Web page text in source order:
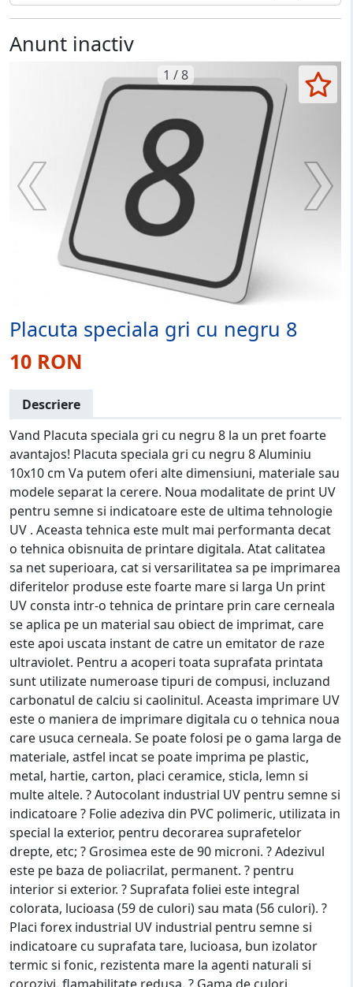
Anunt inactiv
1 / 8
Placuta speciala gri cu negru 8
10 RON
Descriere
Vand Placuta speciala gri cu negru 8 la un pret foarte
avantajos! Placuta speciala gri cu negru 8 Aluminiu
10x10 cm Va putem oferi alte dimensiuni, materiale sau
modele separat la cerere. Noua modalitate de print UV
pentru semne si indicatoare este de ultima tehnologie
UV . Aceasta tehnica este mult mai performanta decat
o tehnica obisnuita de printare digitala. Atat calitatea
sa net superioara, cat si versarilitatea sa pe imprimarea
diferitelor produse este foarte mare si larga Un print
UV consta intr-o tehnica de printare prin care cerneala
se aplica pe un material sau obiect de imprimat, care
este apoi uscata instant de catre un emitator de raze
ultraviolet. Pentru a acoperi toata suprafata printata
sunt utilizate numeroase tipuri de compusi, incluzand
carbonatul de calciu si caolinitul. Aceasta imprimare UV
este o maniera de imprimare digitala cu o tehnica noua
care usuca cerneala. Se poate folosi pe o gama larga de
materiale, astfel incat se poate imprima pe plastic,
metal, hartie, carton, placi ceramice, sticla, lemn si
multe altele. ? Autocolant industrial UV pentru semne si
indicatoare ? Folie adeziva din PVC polimeric, utilizata in
special la exterior, pentru decorarea suprafetelor
drepte, etc; ? Grosimea este de 90 microni. ? Adezivul
este pe baza de poliacrilat, permanent. ? pentru
interior si exterior. ? Suprafata foliei este integral
colorata, lucioasa (59 de culori) sau mata (56 culori). ?
Placi forex industrial UV industrial pentru semne si
indicatoare cu suprafata tare, lucioasa, bun izolator
termic si fonic, rezistenta mare la agenti naturali si